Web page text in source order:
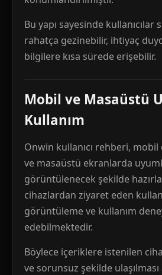
Bu yapı sayesinde kullanıcılar
rahatça gezinebilir, ihtiyaç
bilgilere kısa sürede erişebilir.
Mobil ve Masaüstü
Kullanım
Onwin kullanıcı rehberi,
ve masaüstü ekranlarda
görüntülenecek şekilde
cihazlardan ziyaret eden
görüntüleme ve kullanım
edebilmektedir.
Böylece içeriklere istenilen
ve sorunsuz şekilde